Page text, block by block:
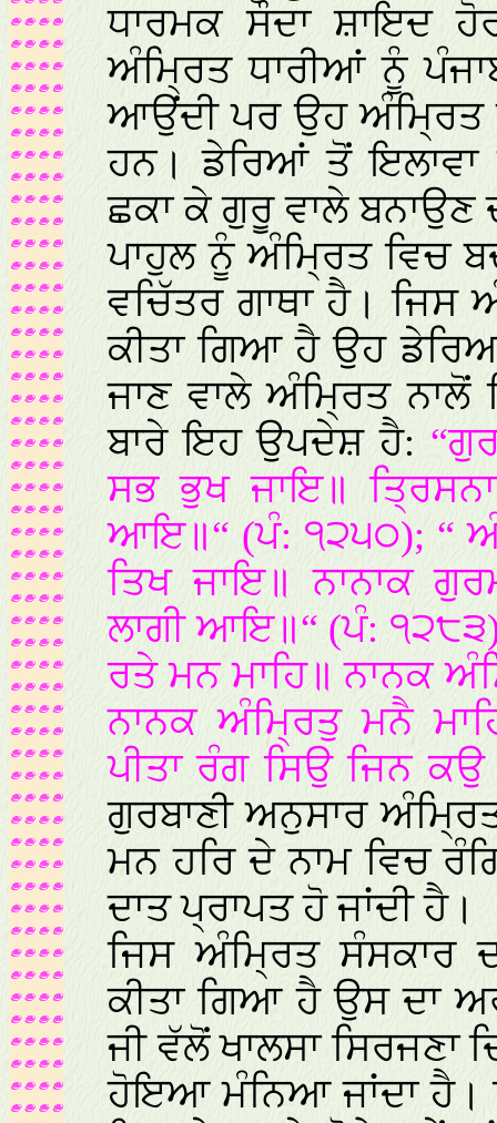
ਧਾਰਮਕ ਸੌਦਾ ਸ਼ਾਇਦ
ਅੰਮ੍ਰਿਤ ਧਾਰੀਆਂ ਨੂੰ
ਆਉਂਦੀ ਪਰ ਉਹ ਅੰਮ੍ਰਿਤ
ਹਨ। ਡੇਰਿਆਂ ਤੋਂ
ਛਕਾ ਕੇ ਗੁਰੂ ਵਾਲੇ ਬਨਾਉਣ
ਪਾਹੁਲ ਨੂੰ ਅੰਮ੍ਰਿਤ ਵਿਚ
ਵਚਿੱਤਰ ਗਾਥਾ ਹੈ। ਜਿਸ
ਕੀਤਾ ਗਿਆ ਹੈ ਉਹ
ਜਾਣ ਵਾਲੇ ਅੰਮ੍ਰਿਤ ਨਾਲੋਂ
ਬਾਰੇ ਇਹ ਉਪਦੇਸ਼ ਹੈ:
ਸਭ ਭੁਖ ਜਾਇ॥
ਆਇ॥“ (ਪੰ: ੧੨੫੦); “
ਤਿਖ ਜਾਇ॥ ਨਾਨਾਕ
ਲਾਗੀ ਆਇ॥“ (ਪੰ:
ਰਤੇ ਮਨ ਮਾਹਿ॥ ਨਾਨਕ
ਨਾਨਕ ਅੰਮ੍ਰਿਤੁ ਮਨੈ
ਪੀਤਾ ਰੰਗ ਸਿਉ ਜਿਨ
ਗੁਰਬਾਣੀ ਅਨੁਸਾਰ
ਮਨ ਹਰਿ ਦੇ ਨਾਮ ਵਿਚ
ਦਾਤ ਪ੍ਰਾਪਤ ਹੋ ਜਾਂਦੀ ਹੈ।
ਜਿਸ ਅੰਮ੍ਰਿਤ ਸੰਸਕਾਰ
ਕੀਤਾ ਗਿਆ ਹੈ ਉਸ ਦਾ
ਜੀ ਵੱਲੋਂ ਖਾਲਸਾ ਸਿਰਜਣਾ
ਹੋਇਆ ਮੰਨਿਆ ਜਾਂਦਾ ਹੈ।